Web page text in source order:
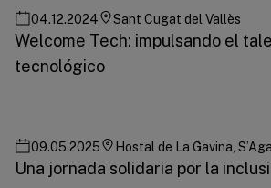
04.12.2024 Sant Cugat del Vallès
Welcome Tech: impulsando el
tecnológico
09.05.2025 Hostal de La Gavina,
Una jornada solidaria por la